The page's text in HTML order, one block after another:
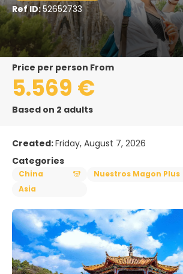
Ref ID:52652733
price per person From
5.569 €
Based on 2 adults
Created:Friday, August 7, 2026
Categories
China
Nuestros Magon Plus
Asia